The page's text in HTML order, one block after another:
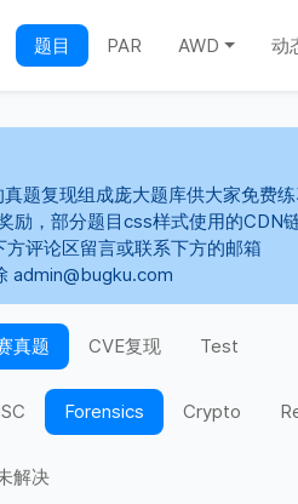
题目 PAR AWD 动
题复现组成庞大题库供大家免费
，部分题目css样式使用的CDN
评论区留言或联系下方的邮箱
admin@bugku.com
真题 CVE复现 Test
Forensics Crypto
解决